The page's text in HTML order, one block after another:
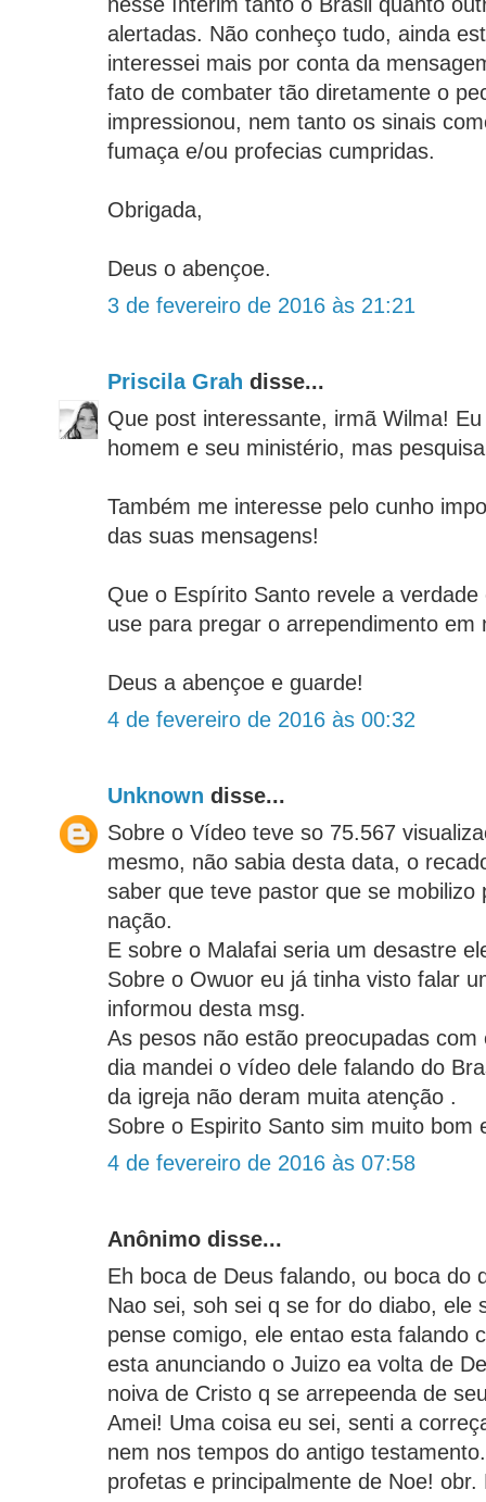
alertadas. Não conheço tudo, ainda
interessei mais por conta da
fato de combater tão diretamente o
impressionou, nem tanto os sinais
fumaça e/ou profecias cumpridas.
Obrigada,
Deus o abençoe.
3 de fevereiro de 2016 às 21:21
Priscila Grah disse...
Que post interessante, irmã Wilma!
homem e seu ministério, mas
Também me interesse pelo cunho
das suas mensagens!
Que o Espírito Santo revele a
use para pregar o arrependimento em
Deus a abençoe e guarde!
4 de fevereiro de 2016 às 00:32
Unknown disse...
Sobre o Vídeo teve so 75.567
mesmo, não sabia desta data, o
saber que teve pastor que se mobilizo
nação.
E sobre o Malafai seria um desastre
Sobre o Owuor eu já tinha visto falar
informou desta msg.
As pesos não estão preocupadas
dia mandei o vídeo dele falando do
da igreja não deram muita atenção .
Sobre o Espirito Santo sim muito bom
4 de fevereiro de 2016 às 07:58
Anônimo disse...
Eh boca de Deus falando, ou boca do
Nao sei, soh sei q se for do diabo, ele
pense comigo, ele entao esta falando
esta anunciando o Juizo ea volta de
noiva de Cristo q se arrepeenda de
Amei! Uma coisa eu sei, senti a
nem nos tempos do antigo
profetas e principalmente de Noe! obr.